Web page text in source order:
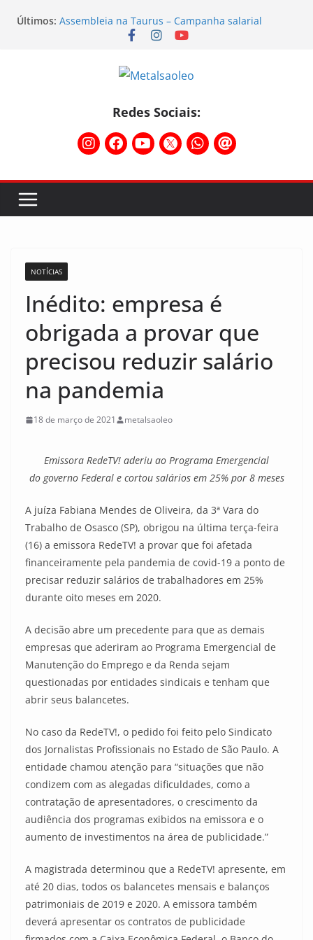
Últimos: Assembleia na Taurus – Campanha salarial
salarial e mostra a força da categoria que exige
Formação sindical fortalece atuação dos
metalúrgicos gaúchos em encontro da Federação
Temporal destelha Ginásio Bigornão
Redes Sociais:
NOTÍCIAS
Inédito: empresa é
obrigada a provar que
precisou reduzir salário
na pandemia
18 de março de 2021 metalsaoleo
Emissora RedeTV! aderiu ao Programa Emergencial
do governo Federal e cortou salários em 25% por 8 meses
A juíza Fabiana Mendes de Oliveira, da 3ª Vara do
Trabalho de Osasco (SP), obrigou na última terça-feira
(16) a emissora RedeTV! a provar que foi afetada
financeiramente pela pandemia de covid-19 a ponto de
precisar reduzir salários de trabalhadores em 25%
durante oito meses em 2020.
A decisão abre um precedente para que as demais
empresas que aderiram ao Programa Emergencial de
Manutenção do Emprego e da Renda sejam
questionadas por entidades sindicais e tenham que
abrir seus balancetes.
No caso da RedeTV!, o pedido foi feito pelo Sindicato
dos Jornalistas Profissionais no Estado de São Paulo. A
entidade chamou atenção para “situações que não
condizem com as alegadas dificuldades, como a
contratação de apresentadores, o crescimento da
audiência dos programas exibidos na emissora e o
aumento de investimentos na área de publicidade.”
A magistrada determinou que a RedeTV! apresente, em
até 20 dias, todos os balancetes mensais e balanços
patrimoniais de 2019 e 2020. A emissora também
deverá apresentar os contratos de publicidade